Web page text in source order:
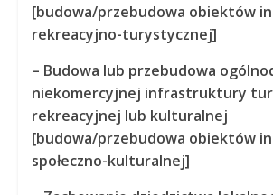
[budowa/przebudowa obiektów
rekreacyjno-turystycznej]
– Budowa lub przebudowa
niekomercyjnej infrastruktury
rekreacyjnej lub kulturalnej
[budowa/przebudowa obiektów
społeczno-kulturalnej]